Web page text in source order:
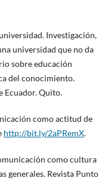
Investigación,
universidad que no da
sobre educación
del conocimiento.
Ecuador. Quito.
como actitud de
http://bit.ly/2aPRemX.
como cultura
generales. Revista Punto